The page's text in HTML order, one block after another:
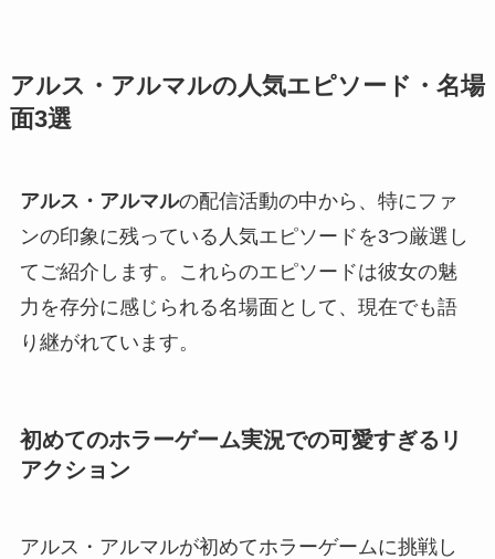
アルス・アルマルの人気エピソード・名場
面3選
アルス・アルマルの配信活動の中から、特にファ
ンの印象に残っている人気エピソードを3つ厳選し
てご紹介します。これらのエピソードは彼女の魅
力を存分に感じられる名場面として、現在でも語
り継がれています。
初めてのホラーゲーム実況での可愛すぎるリ
アクション
アルス・アルマルが初めてホラーゲームに挑戦し